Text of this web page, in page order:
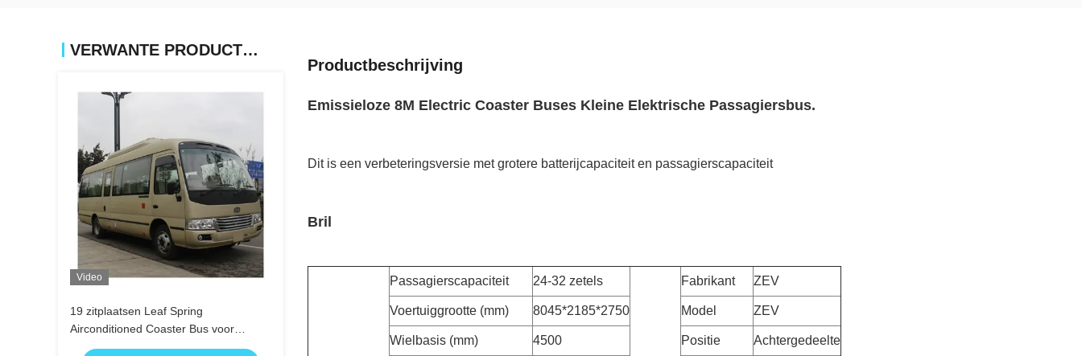
VERWANTE PRODUCTEN
Video
19 zitplaatsen Leaf Spring
Airconditioned Coaster Bus voor
zakelijk en pendelvervoer
Productbeschrijving
Emissieloze 8M Electric Coaster Buses Kleine Elektrische Passagiersbus.
Dit is een verbeteringsversie met grotere batterijcapaciteit en passagierscapaciteit
Bril
Passagierscapaciteit 24-32 zetels Fabrikant ZEV
Voertuiggrootte (mm) 8045*2185*2750 Model ZEV
Wielbasis (mm) 4500 Positie Achtergedeelte